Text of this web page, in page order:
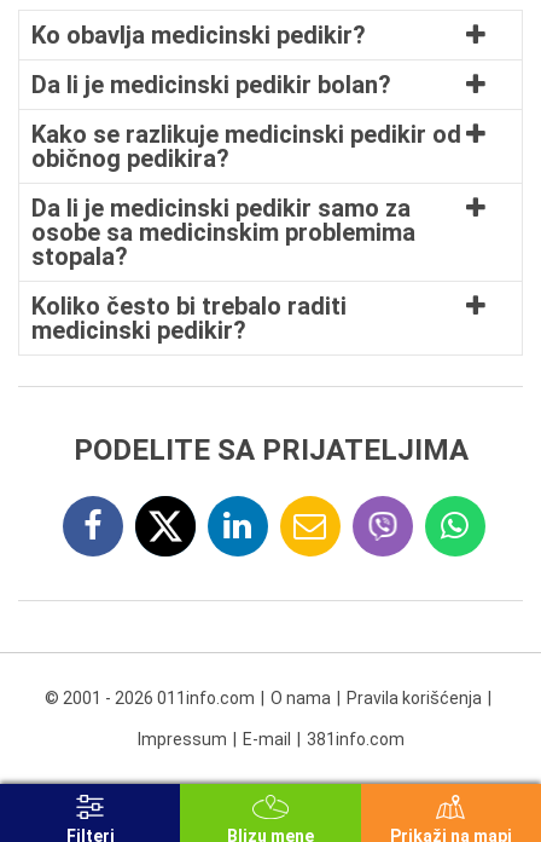
Ko obavlja medicinski pedikir?
Da li je medicinski pedikir bolan?
Kako se razlikuje medicinski pedikir od
običnog pedikira?
Da li je medicinski pedikir samo za
osobe sa medicinskim problemima
stopala?
Koliko često bi trebalo raditi
medicinski pedikir?
PODELITE SA PRIJATELJIMA
© 2001 - 2026 011info.com O nama Pravila korišćenja
Impressum E-mail 381info.com
Filteri Blizu mene Prikaži na mapi